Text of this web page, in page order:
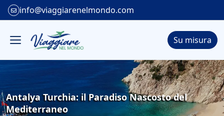
info@viaggiarenelmondo.com
Su misura
Antalya Turchia: il Paradiso Nascosto del
Mediterraneo